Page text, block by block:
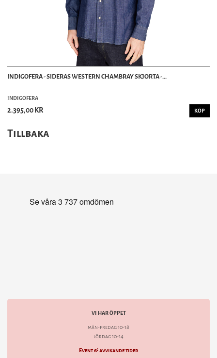
INDIGOFERA - SIDERAS WESTERN CHAMBRAY SKJORTA -...
INDIGOFERA
2.395,00 KR KÖP
Tillbaka
VI HAR ÖPPET
mån-fredag 10-18
lördag 10-14
Event & avvikande tider